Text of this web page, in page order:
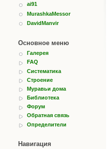
ai91
MurashkaMessor
DavidManvir
Основное меню
Галерея
FAQ
Систематика
Строение
Муравьи дома
Библиотека
Форум
Обратная связь
Определители
Навигация